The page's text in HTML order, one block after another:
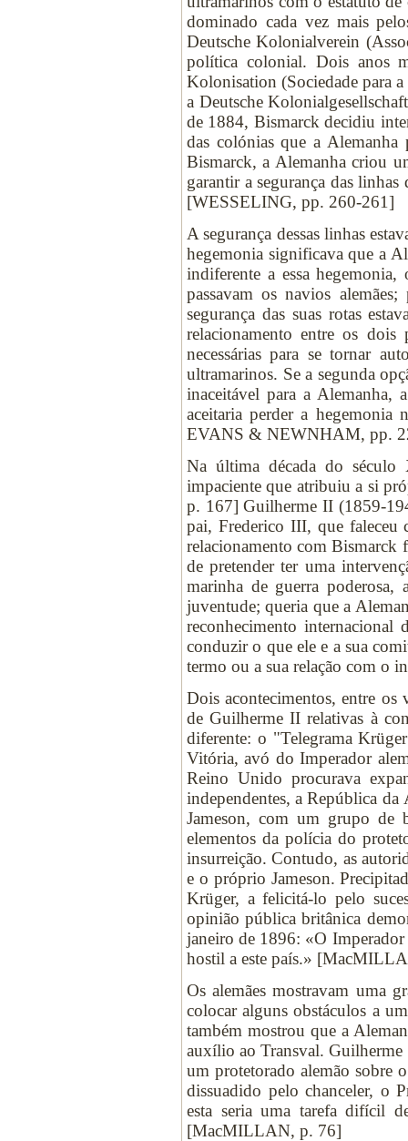
dominado cada vez mais
Deutsche Kolonialverein
política colonial. Dois anos
Kolonisation (Sociedade para
a Deutsche
de 1884, Bismarck decidiu
das colónias que a
Bismarck, a Alemanha criou
garantir a segurança das
[WESSELING, pp. 260-261]
A segurança dessas linhas
hegemonia significava que a
indiferente a essa
passavam os navios
segurança das suas rotas
relacionamento entre os dois
necessárias para se tornar
ultramarinos. Se a segunda
inaceitável para a Alemanha,
aceitaria perder a hegemonia
EVANS & NEWNHAM, pp.
Na última década do
impaciente que atribuiu a si
p. 167] Guilherme II (1859-
pai, Frederico III, que faleceu
relacionamento com
de pretender ter uma
marinha de guerra
juventude; queria que a
reconhecimento
conduzir o que ele e a sua
termo ou a sua relação com o
Dois acontecimentos, entre os
de Guilherme II relativas à
diferente: o "Telegrama
Vitória, avó do Imperador
Reino Unido procurava
independentes, a República
Jameson, com um grupo de
elementos da polícia do
insurreição. Contudo, as
e o próprio Jameson.
Krüger, a felicitá-lo pelo
opinião pública britânica
janeiro de 1896: «O
hostil a este país.»
Os alemães mostravam uma
colocar alguns obstáculos a
também mostrou que a
auxílio ao Transval. Guilherme
um protetorado alemão sobre
dissuadido pelo chanceler, o
esta seria uma tarefa difícil
[MacMILLAN, p. 76]